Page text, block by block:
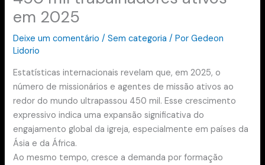
em 2025
Deixe um comentário /Sem categoria / PorGedeon
Lidorio
Estatísticas internacionais revelam que, em 2025, o
número de missionários e agentes de missão ativos ao
redor do mundo ultrapassou 450 mil. Esse crescimento
expressivo indica uma expansão significativa do
engajamento global da igreja, especialmente em países da
Ásia e da África.
Ao mesmo tempo, cresce a demanda por formação